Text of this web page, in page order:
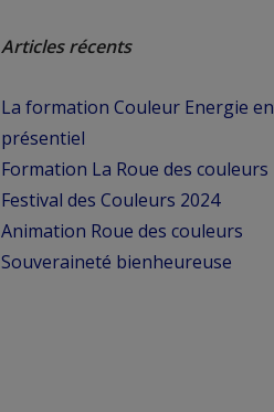
Articles récents
La formation Couleur Energie en
présentiel
Formation La Roue des couleurs
Festival des Couleurs 2024
Animation Roue des couleurs
Souveraineté bienheureuse